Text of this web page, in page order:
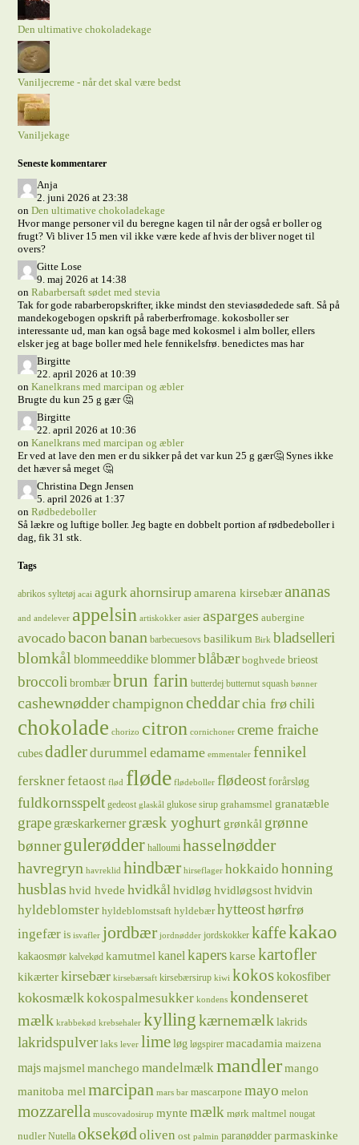
Den ultimative chokoladekage
Vaniljecreme - når det skal være bedst
Vaniljekage
Seneste kommentarer
Anja
2. juni 2026 at 23:38
onDen ultimative chokoladekage
Hvor mange personer vil du beregne kagen til når der også er boller og
frugt? Vi bliver 15 men vil ikke være kede af hvis der bliver noget til
overs?
Gitte Lose
9. maj 2026 at 14:38
onRabarbersaft sødet med stevia
Tak for gode rabarberopskrifter, ikke mindst den steviasødedede saft. Så på
mandekogebogen opskrift på raberberfromage. kokosboller ser
interessante ud, man kan også bage med kokosmel i alm boller, ellers
elsker jeg at bage boller med hele fennikelsfrø. benedictes mas har
Birgitte
22. april 2026 at 10:39
onKanelkrans med marcipan og æbler
Brugte du kun 25 g gær 🤔
Birgitte
22. april 2026 at 10:36
onKanelkrans med marcipan og æbler
Er ved at lave den men er du sikker på det var kun 25 g gær🤔 Synes ikke
det hæver så meget 🤔
Christina Degn Jensen
5. april 2026 at 1:37
onRødbedeboller
Så lækre og luftige boller. Jeg bagte en dobbelt portion af rødbedeboller i
dag, fik 31 stk.
Tags
abrikos syltetøj acai agurkahornsirupamarena kirsebærananas
and andelever appelsin artiskokker asier asparges aubergine
avocadobaconbanan barbecuesovs basilikum Birk bladselleri
blomkål blommeeddikeblommerblåbær boghvede brieost
broccoli brombær brun farin butterdej butternut squash bønner
cashewnødderchampignoncheddarchia frøchili
chokolade chorizo citron cornichoner creme fraiche
cubes dadlerdurummeledamame emmentaler fennikel
fersknerfetaost flød fløde flødeboller flødeost forårsløg
fuldkornsspelt gedeost glaskål glukose sirup grahamsmel granatæble
grape græskarkernergræsk yoghurt grønkål grønne
bønnergulerødder halloumi hasselnødder
havregryn havreklid hindbær hirseflager hokkaido honning
husblas hvid hvede hvidkålhvidløg hvidløgsost hvidvin
hyldeblomster hyldeblomstsaft hyldebær hytteosthørfrø
ingefær is isvafler jordbær jordnødder jordskokker kaffekakao
kakaosmør kalvekød kamutmel kanelkaperskarse kartofler
kikærterkirsebær kirsebærsaft kirsebærsirup kiwi kokoskokosfiber
kokosmælkkokospalmesukker kondens kondenseret
mælk krabbekød krebsehaler kylling kærnemælk lakrids
lakridspulver laks lever lime løg løgspirer macadamia maizena
majsmajsmel manchego mandelmælkmandler mango
manitoba mel marcipan mars bar mascarpone mayo melon
mozzarella muscovadosirup mynte mælk mørk maltmel nougat
nudler Nutella oksekødoliven ost palmin paranødder parmaskinke